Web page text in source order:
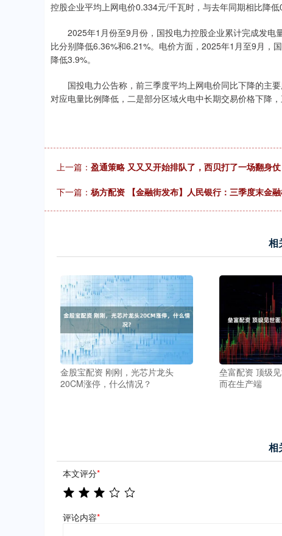
控股企业平均上网电价0.334元/千瓦时，与去年同期相比降低
2025年1月份至9月份，国投电力控股企业累计完成发电
比分别降低6.36%和6.21%。电价方面，2025年1月至9月，
降低3.9%。
国投电力公告称，前三季度平均上网电价同比下降的主
对应电量比例降低，二是部分区域火电中长期交易价格下降
上一篇： 盈通策略 又又又开始排队了，西贝打了一场翻身仗
下一篇： 杨方配资 【金融街发布】人民银行：三季度末金
相
金股宝配资 刚刚，光芯片龙头
20CM涨停，什么情况？
垒富配资 顶级
而在生产端
相
本文评分*
评论内容*